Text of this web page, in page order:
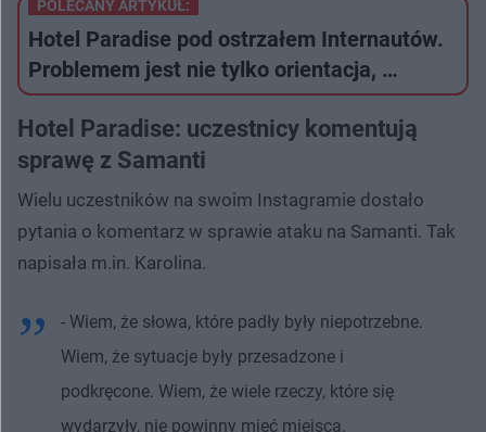
POLECANY ARTYKUŁ:
Hotel Paradise pod ostrzałem Internautów.
Problemem jest nie tylko orientacja, …
Hotel Paradise: uczestnicy komentują
sprawę z Samanti
Wielu uczestników na swoim Instagramie dostało
pytania o komentarz w sprawie ataku na Samanti. Tak
napisała m.in. Karolina.
- Wiem, że słowa, które padły były niepotrzebne.
Wiem, że sytuacje były przesadzone i
podkręcone. Wiem, że wiele rzeczy, które się
wydarzyły, nie powinny mieć miejsca.